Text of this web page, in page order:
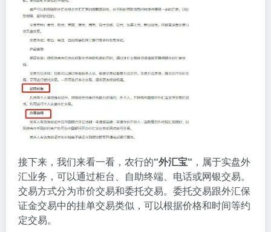
接下来，我们来看一看，农行的“外汇宝“ ，属于实盘外
汇业务，可以通过柜台、自助终端、电话或网银交易。
交易方式分为市价交易和委托交易。委托交易跟外汇保
证金交易中的挂单交易类似，可以根据价格和时间等约
定交易。